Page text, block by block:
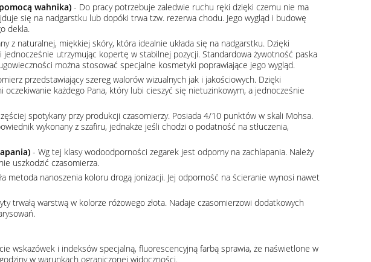
wahnika)- Do pracy potrzebuje zaledwie ruchu ręki dzięki czemu nie ma
się na nadgarstku lub dopóki trwa tzw. rezerwa chodu. Jego wygląd i budowę
dekla.
z naturalnej, miękkiej skóry, która idealnie układa się na nadgarstku. Dzięki
utrzymując kopertę w stabilnej pozycji. Standardowa żywotność paska
można stosować specjalne kosmetyki poprawiające jego wygląd.
przedstawiający szereg walorów wizualnych jak i jakościowych. Dzięki
oczekiwanie każdego Pana, który lubi cieszyć się nietuzinkowym, a jednocześnie
spotykany przy produkcji czasomierzy. Posiada 4/10 punktów w skali Mohsa.
wykonany z szafiru, jednakże jeśli chodzi o podatność na stłuczenia,
- Wg tej klasy wodoodporności zegarek jest odporny na zachlapania. Należy
uszkodzić czasomierza.
metoda nanoszenia koloru drogą jonizacji. Jej odporność na ścieranie wynosi nawet
trwałą warstwą w kolorze różowego złota. Nadaje czasomierzowi dodatkowych
wskazówek i indeksów specjalną, fluorescencyjną farbą sprawia, że naświetlone w
w warunkach ograniczonej widoczności.